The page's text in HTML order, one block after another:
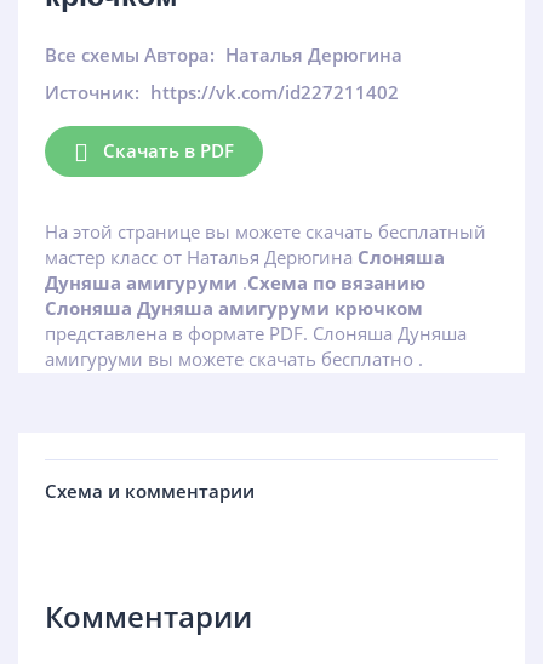
Все схемы Автора: Наталья Дерюгина
Источник: https://vk.com/id227211402
Скачать в PDF
На этой странице вы можете скачать бесплатный
мастер класс от Наталья Дерюгина Слоняша
Дуняша амигуруми .Схема по вязанию
Слоняша Дуняша амигуруми крючком
представлена в формате PDF. Слоняша Дуняша
амигуруми вы можете скачать бесплатно .
Схема и комментарии
Комментарии